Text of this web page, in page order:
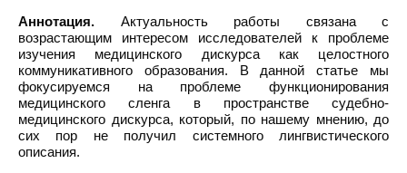
Аннотация. Актуальность работы связана с
возрастающим интересом исследователей к проблеме
изучения медицинского дискурса как целостного
коммуникативного образования. В данной статье мы
фокусируемся на проблеме функционирования
медицинского сленга в пространстве судебно-
медицинского дискурса, который, по нашему мнению, до
сих пор не получил системного лингвистического
описания.